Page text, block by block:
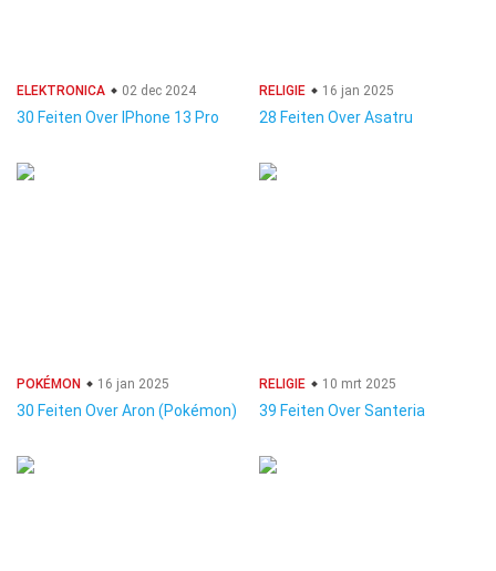
ELEKTRONICA 02 dec 2024
30 Feiten Over IPhone 13 Pro
RELIGIE 16 jan 2025
28 Feiten Over Asatru
POKÉMON 16 jan 2025
30 Feiten Over Aron (Pokémon)
RELIGIE 10 mrt 2025
39 Feiten Over Santeria